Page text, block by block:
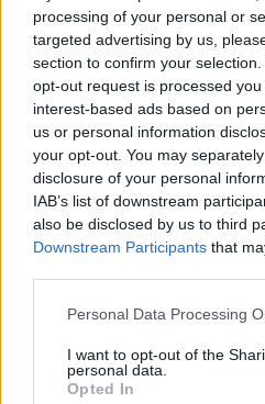
processing of your personal or
targeted advertising by us,
section to confirm your
opt-out request is processed
interest-based ads based on
us or personal information
your opt-out. You may
disclosure of your personal
IAB’s list of downstream
also be disclosed by us to third
Downstream Participants that
Personal Data Processing
I want to opt-out of the
personal data.
Opted In
dėstė S. Šabanovas.
„Tačiau girdžiu, jog
istorikų bendruomenės
nuomonės iki šiol nėra.
greitu metu pavyks
poreikius bei
pasiruošimo
kreipiausi į Švietimo,
ministeriją su prašymu
susidariusią situaciją“,